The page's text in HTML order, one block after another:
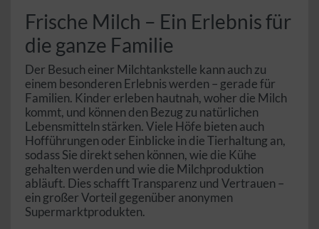
Frische Milch – Ein Erlebnis für
die ganze Familie
Der Besuch einer Milchtankstelle kann auch zu
einem besonderen Erlebnis werden – gerade für
Familien. Kinder erleben hautnah, woher die Milch
kommt, und können den Bezug zu natürlichen
Lebensmitteln stärken. Viele Höfe bieten auch
Hofführungen oder Einblicke in die Tierhaltung an,
sodass Sie direkt sehen können, wie die Kühe
gehalten werden und wie die Milchproduktion
abläuft. Dies schafft Transparenz und Vertrauen –
ein großer Vorteil gegenüber anonymen
Supermarktprodukten.